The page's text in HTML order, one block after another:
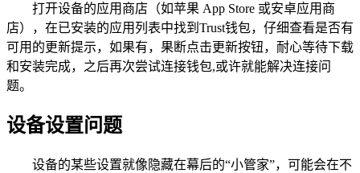
打开设备的应用商店（如苹果 App Store 或安卓应用商
店），在已安装的应用列表中找到Trust钱包，仔细查看是否有
可用的更新提示，如果有，果断点击更新按钮，耐心等待下载
和安装完成，之后再次尝试连接钱包,或许就能解决连接问
题。
设备设置问题
设备的某些设置就像隐藏在幕后的“小管家”，可能会在不